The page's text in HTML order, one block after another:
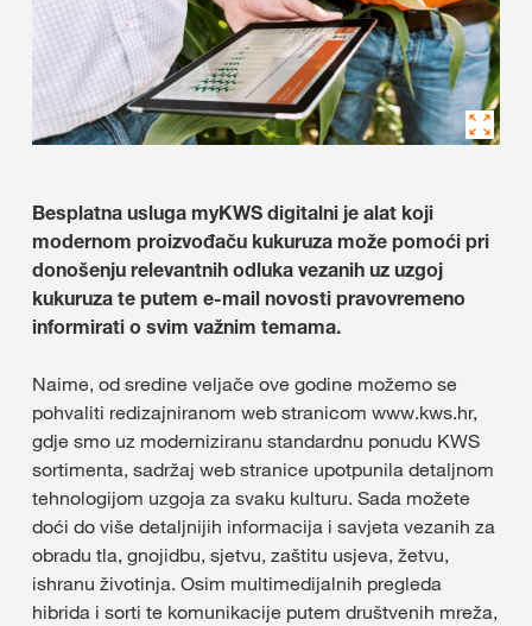
Besplatna usluga myKWS digitalni je alat koji
modernom proizvođaču kukuruza može pomoći pri
donošenju relevantnih odluka vezanih uz uzgoj
kukuruza te putem e-mail novosti pravovremeno
informirati o svim važnim temama.
Naime, od sredine veljače ove godine možemo se
pohvaliti redizajniranom web stranicom www.kws.hr,
gdje smo uz moderniziranu standardnu ponudu KWS
sortimenta, sadržaj web stranice upotpunila detaljnom
tehnologijom uzgoja za svaku kulturu. Sada možete
doći do više detaljnijih informacija i savjeta vezanih za
obradu tla, gnojidbu, sjetvu, zaštitu usjeva, žetvu,
ishranu životinja. Osim multimedijalnih pregleda
hibrida i sorti te komunikacije putem društvenih mreža,